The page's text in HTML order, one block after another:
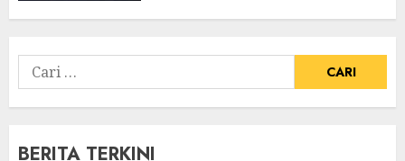
Cari
untuk:
BERITA TERKINI